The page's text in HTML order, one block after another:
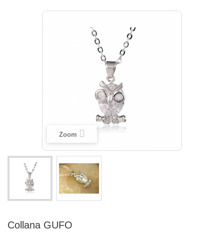
Zoom
Collana GUFO